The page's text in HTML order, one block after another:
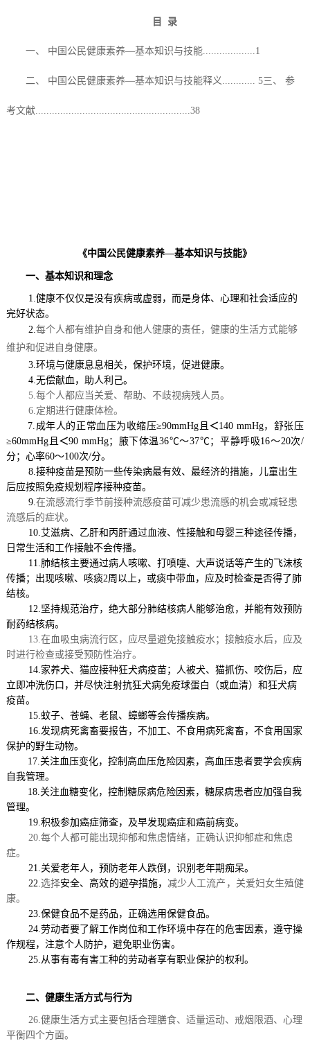
目 录
一、 中国公民健康素养—基本知识与技能...................1
二、 中国公民健康素养—基本知识与技能释义............ 5三、 参
考文献........................................................38
《中国公民健康素养—基本知识与技能》
一、基本知识和理念
1.健康不仅仅是没有疾病或虚弱，而是身体、心理和社会适应的
完好状态。
2.每个人都有维护自身和他人健康的责任，健康的生活方式能够
维护和促进自身健康。
3.环境与健康息息相关，保护环境，促进健康。
4.无偿献血，助人利己。
5.每个人都应当关爱、帮助、不歧视病残人员。
6.定期进行健康体检。
7.成年人的正常血压为收缩压≥90mmHg且 ＜140 mmHg，舒张压
≥60mmHg且 ＜90 mmHg；腋下体温36℃～37℃；平静呼吸16～20次/
分；心率60～100次/分。
8.接种疫苗是预防一些传染病最有效、最经济的措施，儿童出生
后应按照免疫规划程序接种疫苗。
9.在流感流行季节前接种流感疫苗可减少患流感的机会或减轻患
流感后的症状。
10.艾滋病、乙肝和丙肝通过血液、性接触和母婴三种途径传播，
日常生活和工作接触不会传播。
11.肺结核主要通过病人咳嗽、打喷嚏、大声说话等产生的飞沫核
传播；出现咳嗽、咳痰2周以上，或痰中带血，应及时检查是否得了肺
结核。
12.坚持规范治疗，绝大部分肺结核病人能够治愈，并能有效预防
耐药结核病。
13.在血吸虫病流行区，应尽量避免接触疫水；接触疫水后，应及
时进行检查或接受预防性治疗。
14.家养犬、猫应接种狂犬病疫苗；人被犬、猫抓伤、咬伤后，应
立即冲洗伤口，并尽快注射抗狂犬病免疫球蛋白（或血清）和狂犬病
疫苗。
15.蚊子、苍蝇、老鼠、蟑螂等会传播疾病。
16.发现病死禽畜要报告，不加工、不食用病死禽畜，不食用国家
保护的野生动物。
17.关注血压变化，控制高血压危险因素，高血压患者要学会疾病
自我管理。
18.关注血糖变化，控制糖尿病危险因素，糖尿病患者应加强自我
管理。
19.积极参加癌症筛查，及早发现癌症和癌前病变。
20.每个人都可能出现抑郁和焦虑情绪，正确认识抑郁症和焦虑
症。
21.关爱老年人，预防老年人跌倒，识别老年期痴呆。
22.选择安全、高效的避孕措施， 减少人工流产，关爱妇女生殖健
康。
23.保健食品不是药品，正确选用保健食品。
24.劳动者要了解工作岗位和工作环境中存在的危害因素，遵守操
作规程，注意个人防护，避免职业伤害。
25.从事有毒有害工种的劳动者享有职业保护的权利。
二、健康生活方式与行为
26.健康生活方式主要包括合理膳食、适量运动、戒烟限酒、心理
平衡四个方面。